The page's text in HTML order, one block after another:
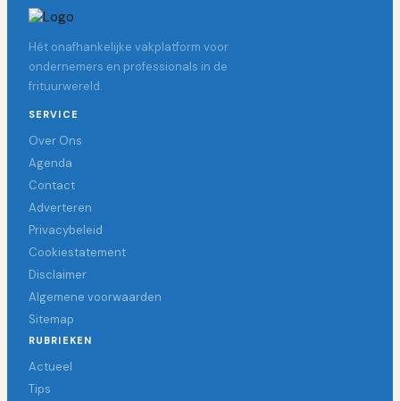
Hét onafhankelijke vakplatform voor
ondernemers en professionals in de
frituurwereld.
SERVICE
Over Ons
Agenda
Contact
Adverteren
Privacybeleid
Cookiestatement
Disclaimer
Algemene voorwaarden
Sitemap
RUBRIEKEN
Actueel
Tips